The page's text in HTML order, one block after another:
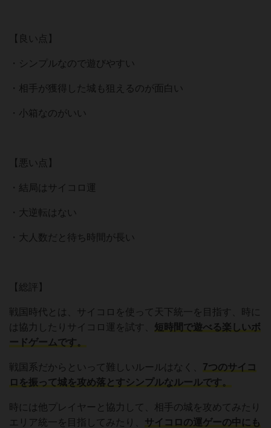
【良い点】
・シンプルなので遊びやすい
・相手が獲得した城も狙えるのが面白い
・小箱なのがいい
【悪い点】
・結局はサイコロ運
・大逆転はない
・大人数だと待ち時間が長い
【総評】
戦国時代とは、サイコロを使って天下統一を目指す、時に
は協力したりサイコロ運を試す、 短時間で遊べる楽しいボ
ードゲームです。
戦国系だからといって難しいルールはなく、 7つのサイコ
ロを振って城を攻め落とすシンプルなルールです。
時には他プレイヤーと協力して、相手の城を攻めてみたり
エリア統一を目指してみたり、 サイコロの運ゲーの中にも